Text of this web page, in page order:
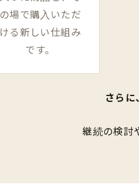
の場で購入いただ
ける新しい仕組み
です。
さらに
継続の検討